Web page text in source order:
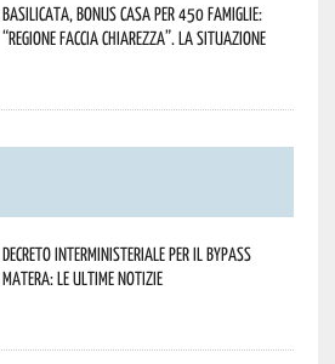
Basilicata, Bonus casa per 450 famiglie:
“Regione faccia chiarezza”. La situazione
Decreto interministeriale per il Bypass
Matera: le ultime notizie